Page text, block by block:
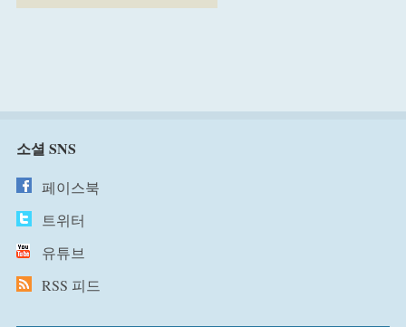
소셜 SNS
페이스북
트위터
유튜브
RSS 피드